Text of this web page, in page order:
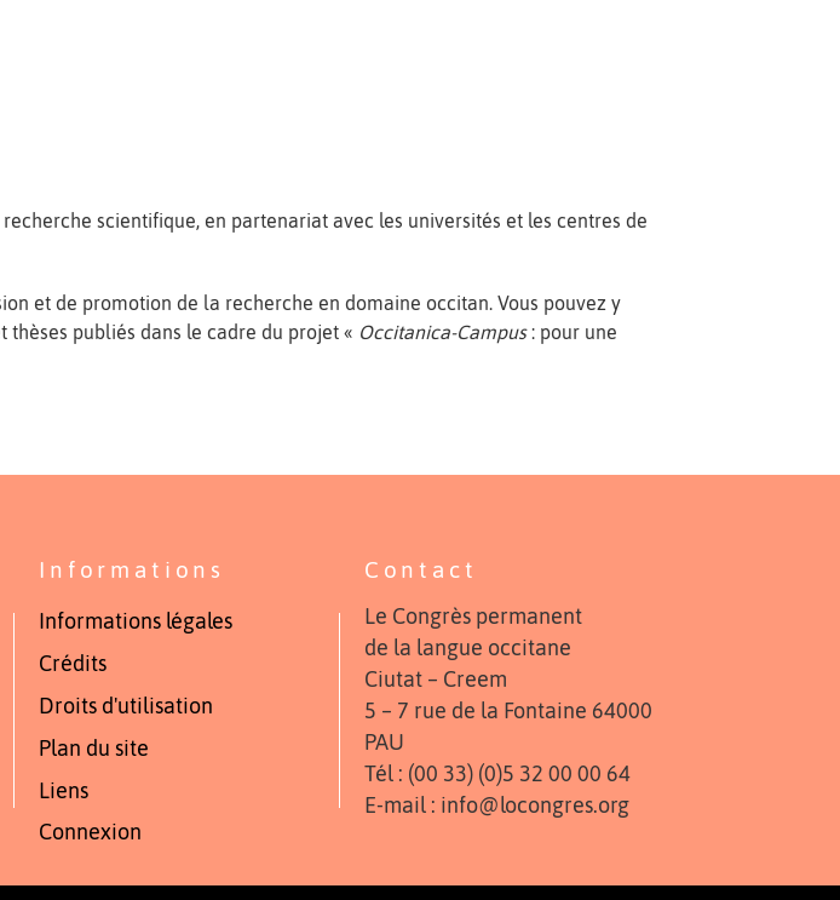
scientifique, en partenariat avec les universités et les centres de
et de promotion de la recherche en domaine occitan. Vous pouvez y
publiés dans le cadre du projet « Occitanica-Campus: pour une
Informations
Informations légales
Crédits
Droits d'utilisation
Plan du site
Liens
Connexion
Contact
Le Congrès permanent
de la langue occitane
Ciutat – Creem
5 – 7 rue de la Fontaine 64000
PAU
Tél : (00 33) (0)5 32 00 00 64
E-mail : info@locongres.org